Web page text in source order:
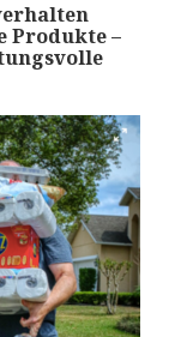
Produkte –